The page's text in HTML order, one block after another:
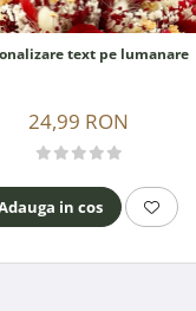
text pe lumanare
24,99 RON
in cos